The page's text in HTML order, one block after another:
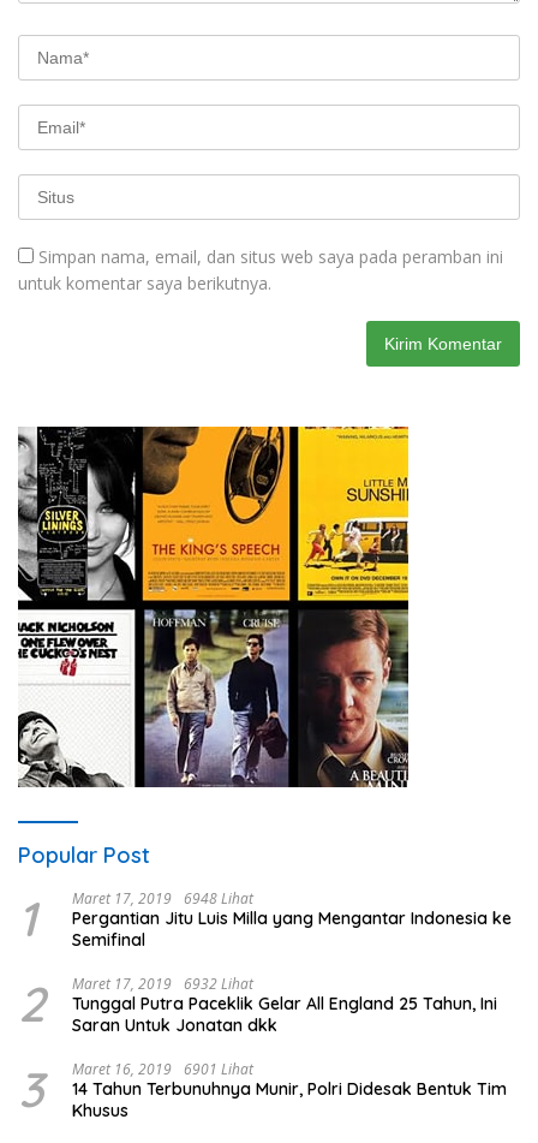
Simpan nama, email, dan situs web saya pada peramban ini
untuk komentar saya berikutnya.
Popular Post
1 Maret 17, 2019 6948 Lihat
Pergantian Jitu Luis Milla yang Mengantar Indonesia ke
Semifinal
2 Maret 17, 2019 6932 Lihat
Tunggal Putra Paceklik Gelar All England 25 Tahun, Ini
Saran Untuk Jonatan dkk
3 Maret 16, 2019 6901 Lihat
14 Tahun Terbunuhnya Munir, Polri Didesak Bentuk Tim
Khusus